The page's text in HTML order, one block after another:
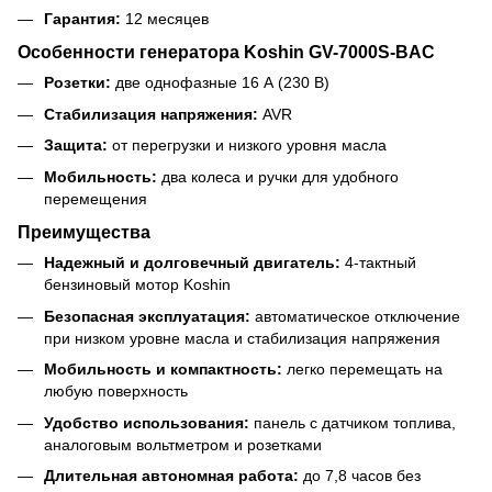
Гарантия: 12 месяцев
Особенности генератора Koshin GV-7000S-BAC
Розетки: две однофазные 16 А (230 В)
Стабилизация напряжения: AVR
Защита: от перегрузки и низкого уровня масла
Мобильность: два колеса и ручки для удобного
перемещения
Преимущества
Надежный и долговечный двигатель: 4-тактный
бензиновый мотор Koshin
Безопасная эксплуатация: автоматическое отключение
при низком уровне масла и стабилизация напряжения
Мобильность и компактность: легко перемещать на
любую поверхность
Удобство использования: панель с датчиком топлива,
аналоговым вольтметром и розетками
Длительная автономная работа: до 7,8 часов без